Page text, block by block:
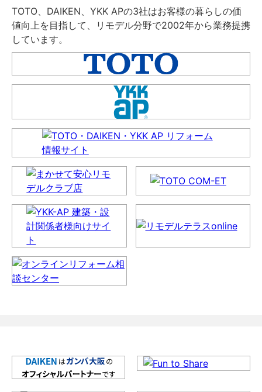
TOTO、DAIKEN、YKK APの3社はお客様の暮らしの価
値向上を目指して、リモデル分野で2002年から業務提携
しています。